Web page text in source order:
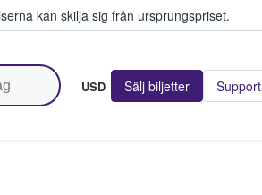
kan skilja sig från ursprungspriset.
USD Sälj biljetter Support